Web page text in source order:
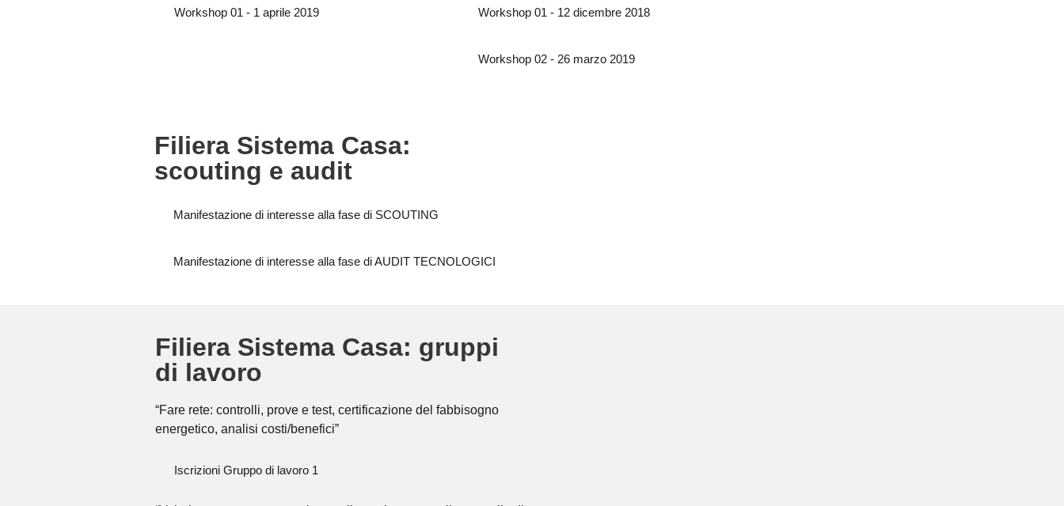
Workshop 01 - 1 aprile 2019 Workshop 01 - 12 dicembre 2018
Workshop 02 - 26 marzo 2019
Filiera Sistema Casa:
scouting e audit
Manifestazione di interesse alla fase di SCOUTING
Manifestazione di interesse alla fase di AUDIT TECNOLOGICI
Filiera Sistema Casa: gruppi
di lavoro
“Fare rete: controlli, prove e test, certificazione del fabbisogno
energetico, analisi costi/benefici”
Iscrizioni Gruppo di lavoro 1